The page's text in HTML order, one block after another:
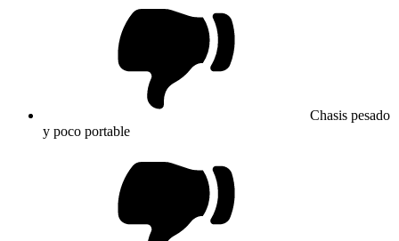
Chasis pesado
y poco portable